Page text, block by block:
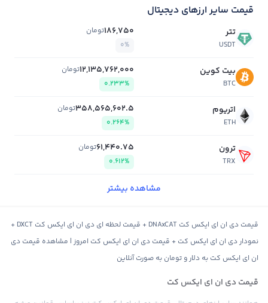
قیمت سایر ارزهای دیجیتال
تتر
USDT
186,750تومان
0%
بیت کوین
BTC
12,135,762,000تومان
0.233%
اتریوم
ETH
358,565,602.5تومان
0.264%
ترون
TRX
61,440.75تومان
0.612%
مشاهده بیشتر
قیمت دی ان ای ایکس کت DNAxCAT + قیمت لحظه ای دی ان ای ایکس کت DXCT +
نمودار دی ان ای ایکس کت + قیمت دی ان ای ایکس کت امروز | مشاهده قیمت دی
ان ای ایکس کت به دلار و تومان به صورت آنلاین
قیمت دی ان ای ایکس کت